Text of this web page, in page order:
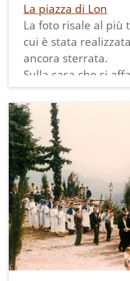
La piazza di Lon
La foto risale al più
cui è stata
ancora sterrata.
Sulla casa che si
visibile la traccia di
insegna di quella
paese fino alla fine
casa a fianco si
nicchia vuota che
una Madonna.
Di fronte un
gruppo di ragazzi.
strada, appoggiata
una "bèna",
trasporto di letame
posto sul carro.